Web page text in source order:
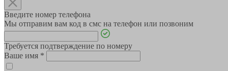
Введите номер телефона
Мы отправим вам код в смс на телефон или позвоним
Требуется подтверждение по номеру
Ваше имя *